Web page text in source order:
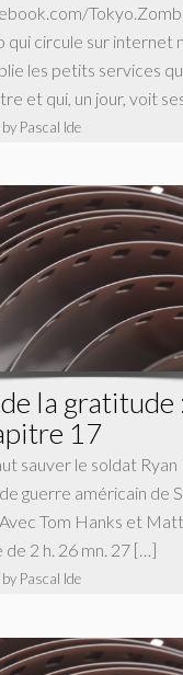
qui circule sur internet
les petits services
et qui, un jour, voit
by Pascal Ide
la gratitude
17
sauver le soldat Ryan
guerre américain de
Tom Hanks et
2 h. 26 mn. 27 […]
by Pascal Ide